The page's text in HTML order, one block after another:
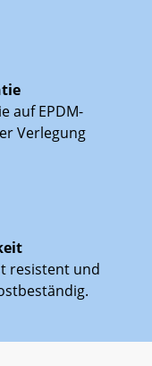
auf EPDM-
Verlegung
resistent und